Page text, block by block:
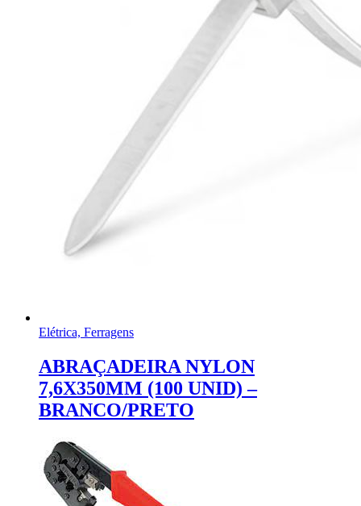
Elétrica, Ferragens
ABRAÇADEIRA NYLON
7,6X350MM (100 UNID) –
BRANCO/PRETO